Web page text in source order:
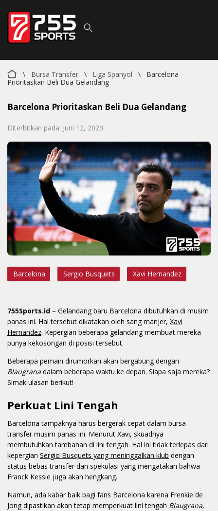
\ Bursa Transfer \ Liga Spanyol \
Barcelona
Prioritaskan Beli Dua Gelandang
Barcelona Prioritaskan Beli Dua Gelandang
Diterbitkan pada: Juni 12, 2023
Barcelona Sergio Busquets Xavi Hernandez
755Sports.id – Gelandang baru Barcelona dibutuhkan di musim
panas ini. Hal tersebut dikatakan oleh sang manjer, Xavi
Hernandez. Kepergian beberapa gelandang membuat mereka
punya kekosongan di posisi tersebut.
Beberapa pemain dirumorkan akan bergabung dengan
Blaugrana dalam beberapa waktu ke depan. Siapa saja mereka?
Simak ulasan berikut!
Perkuat Lini Tengah
Barcelona tampaknya harus bergerak cepat dalam bursa
transfer musim panas ini. Menurut Xavi, skuadnya
membutuhkan tambahan di lini tengah. Hal ini tidak terlepas dari
kepergian Sergio Busquets yang meninggalkan klub dengan
status bebas transfer dan spekulasi yang mengatakan bahwa
Franck Kessie juga akan hengkang.
Namun, ada kabar baik bagi fans Barcelona karena Frenkie de
Jong dipastikan akan tetap memperkuat lini tengah Blaugrana,